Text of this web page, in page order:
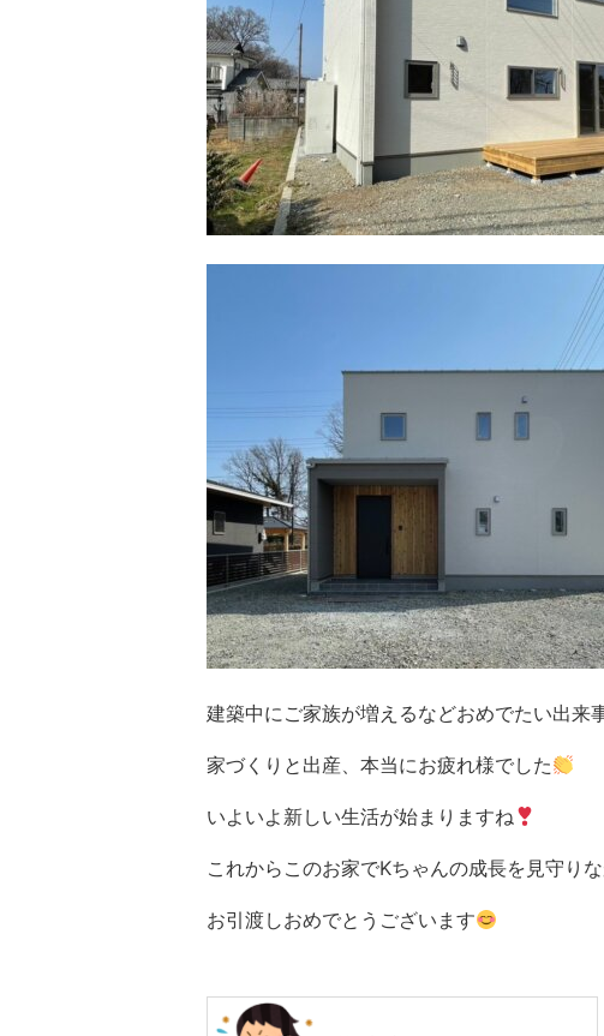
建築中にご家族が増えるなどおめでたい出来
家づくりと出産、本当にお疲れ様でした
いよいよ新しい生活が始まりますね
これからこのお家でKちゃんの成長を見守り
お引渡しおめでとうございます